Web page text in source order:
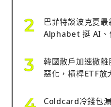
巴菲特談波克夏
Alphabet 挺 AI、
韓國散戶加速撤
惡化，槓桿ETF放
Coldcard冷錢包